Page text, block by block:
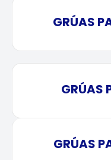
GRÚAS
GRÚAS
GRÚAS